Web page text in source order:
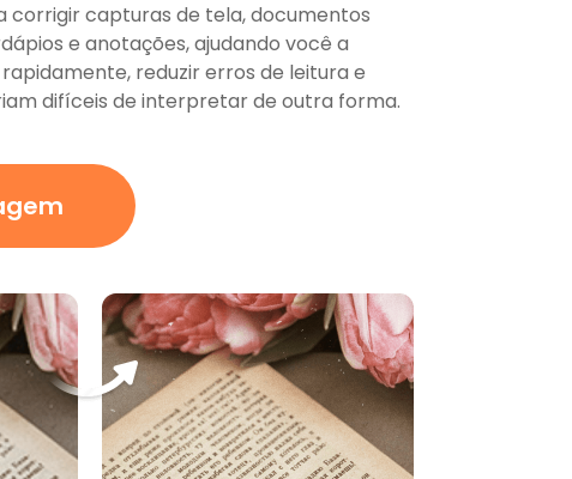
corrigir capturas de tela, documentos
e anotações, ajudando você a
reduzir erros de leitura e
difíceis de interpretar de outra forma.